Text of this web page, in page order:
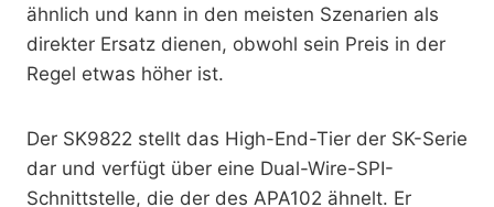
ähnlich und kann in den meisten Szenarien als
direkter Ersatz dienen, obwohl sein Preis in der
Regel etwas höher ist.
Der SK9822 stellt das High-End-Tier der SK-Serie
dar und verfügt über eine Dual-Wire-SPI-
Schnittstelle, die der des APA102 ähnelt. Er